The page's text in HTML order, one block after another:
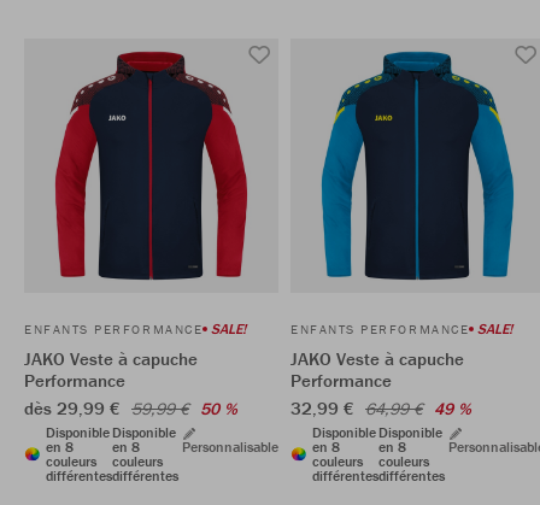
ENFANTS PERFORMANCE SALE!
JAKO Veste à capuche
Performance
dès 29,99 € 59,99 € 50 %
Disponible
en 8
couleurs
différentes
Disponible
en 8
couleurs
différentes
Personnalisable
ENFANTS PERFORMANCE SALE!
JAKO Veste à capuche
Performance
32,99 € 64,99 € 49 %
Disponible
en 8
couleurs
différentes
Disponible
en 8
couleurs
différentes